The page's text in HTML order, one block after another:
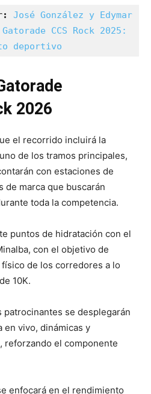
José González y Edymar
CCS Rock 2025:
deportivo
2026
el recorrido incluirá la
de los tramos principales,
con estaciones de
de marca que buscarán
toda la competencia.
puntos de hidratación con el
con el objetivo de
de los corredores a lo
10K.
patrocinantes se desplegarán
en vivo, dinámicas y
reforzando el componente
enfocará en el rendimiento